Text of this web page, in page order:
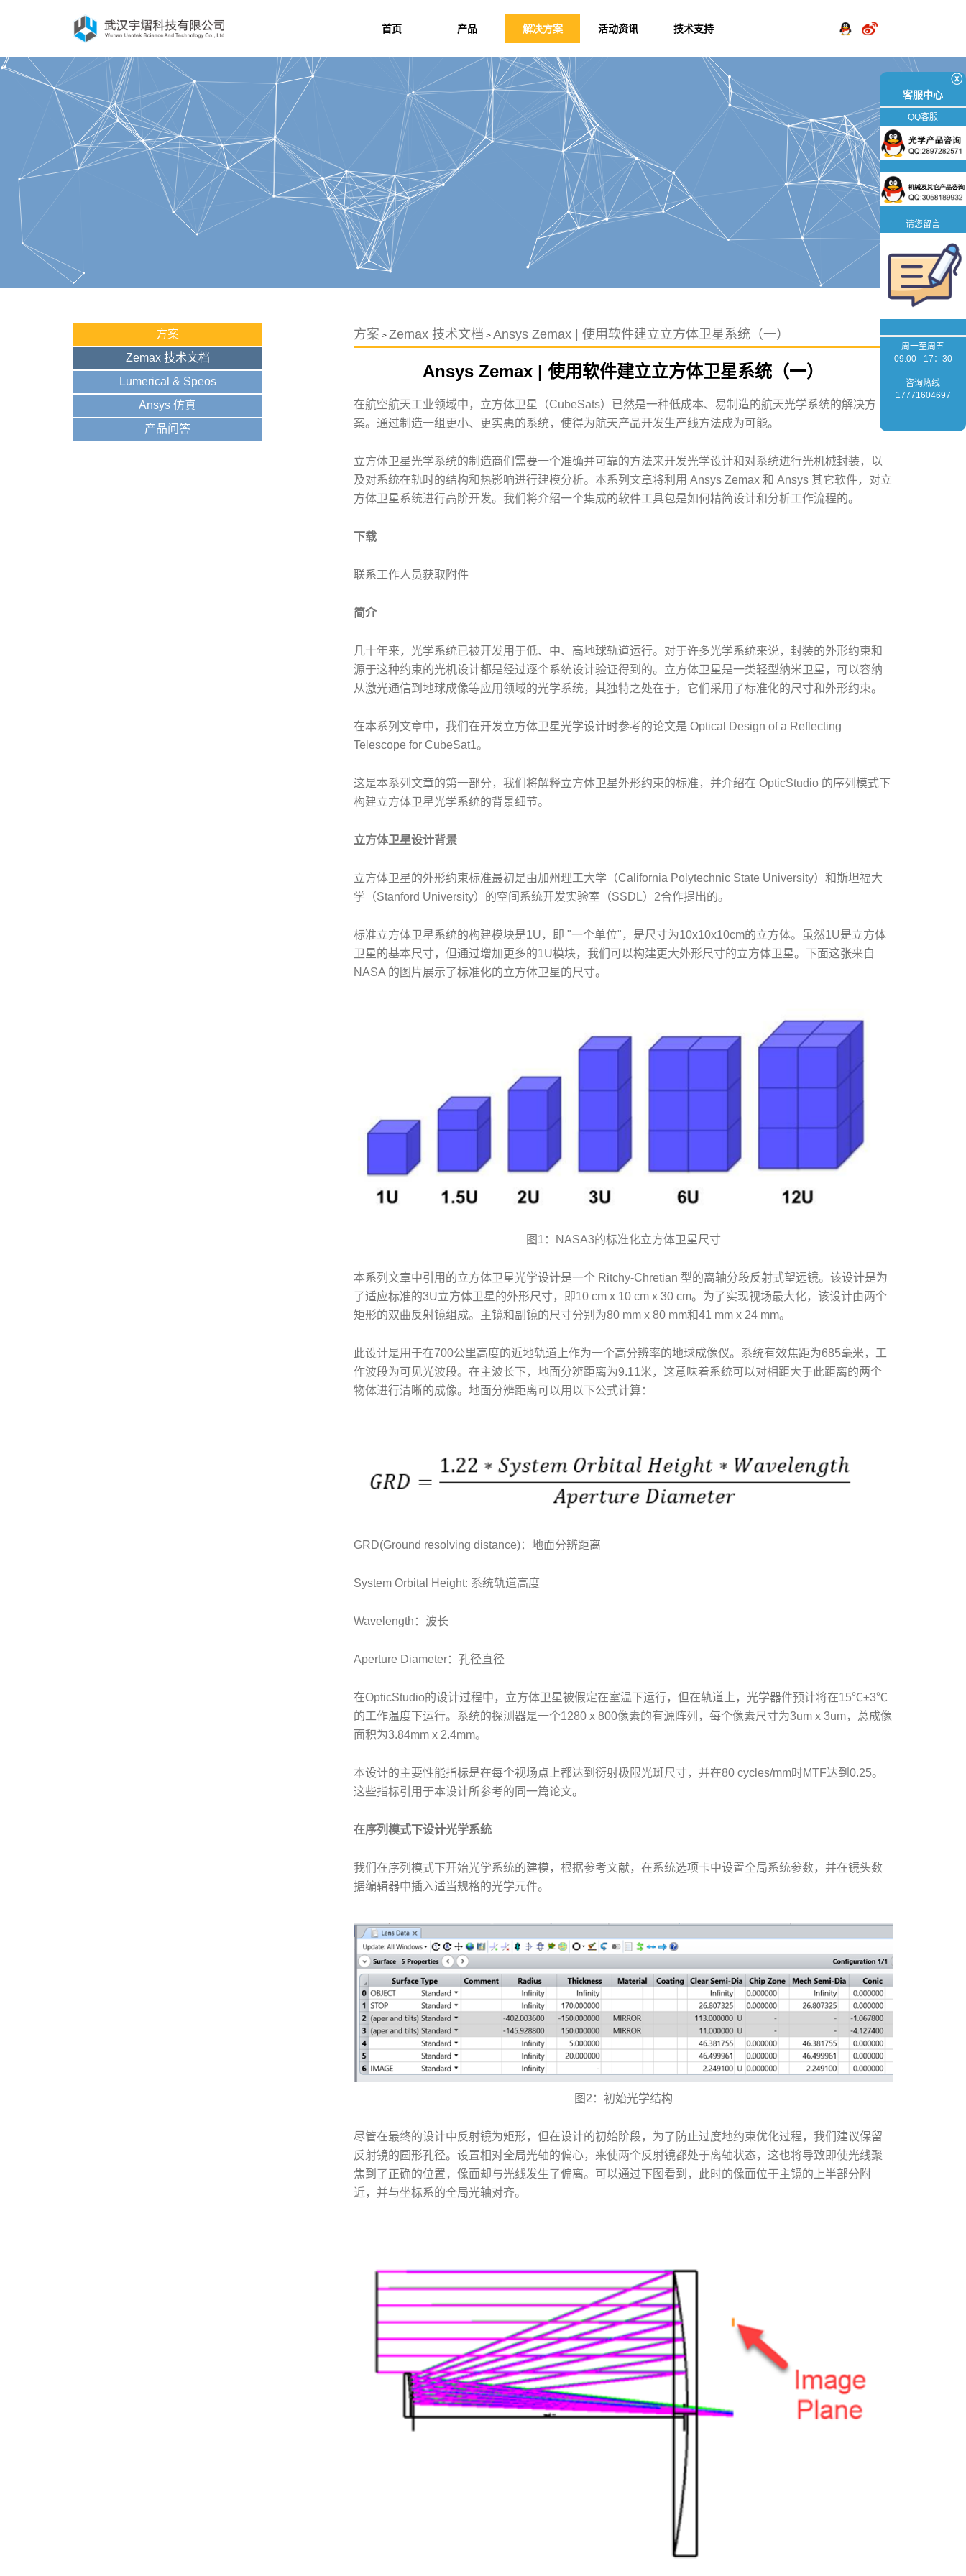
首页 产品 解决方案 活动资讯 技术支持
方案
Zemax 技术文档
Lumerical & Speos
Ansys 仿真
产品问答
方案 > Zemax 技术文档 > Ansys Zemax | 使用软件建立立方体卫星系统（一）
Ansys Zemax | 使用软件建立立方体卫星系统（一）
在航空航天工业领域中，立方体卫星（CubeSats）已然是一种低成本、易制造的航天光学系统的解决方
案。通过制造一组更小、更实惠的系统，使得为航天产品开发生产线方法成为可能。
立方体卫星光学系统的制造商们需要一个准确并可靠的方法来开发光学设计和对系统进行光机械封装，以
及对系统在轨时的结构和热影响进行建模分析。本系列文章将利用 Ansys Zemax 和 Ansys 其它软件，对立
方体卫星系统进行高阶开发。我们将介绍一个集成的软件工具包是如何精简设计和分析工作流程的。
下载
联系工作人员获取附件
简介
几十年来，光学系统已被开发用于低、中、高地球轨道运行。对于许多光学系统来说，封装的外形约束和
源于这种约束的光机设计都是经过逐个系统设计验证得到的。立方体卫星是一类轻型纳米卫星，可以容纳
从激光通信到地球成像等应用领域的光学系统，其独特之处在于，它们采用了标准化的尺寸和外形约束。
在本系列文章中，我们在开发立方体卫星光学设计时参考的论文是 Optical Design of a Reflecting
Telescope for CubeSat1。
这是本系列文章的第一部分，我们将解释立方体卫星外形约束的标准，并介绍在 OpticStudio 的序列模式下
构建立方体卫星光学系统的背景细节。
立方体卫星设计背景
立方体卫星的外形约束标准最初是由加州理工大学（California Polytechnic State University）和斯坦福大
学（Stanford University）的空间系统开发实验室（SSDL）2合作提出的。
标准立方体卫星系统的构建模块是1U，即 "一个单位"，是尺寸为10x10x10cm的立方体。虽然1U是立方体
卫星的基本尺寸，但通过增加更多的1U模块，我们可以构建更大外形尺寸的立方体卫星。下面这张来自
NASA 的图片展示了标准化的立方体卫星的尺寸。
图1：NASA3的标准化立方体卫星尺寸
本系列文章中引用的立方体卫星光学设计是一个 Ritchy-Chretian 型的离轴分段反射式望远镜。该设计是为
了适应标准的3U立方体卫星的外形尺寸，即10 cm x 10 cm x 30 cm。为了实现视场最大化，该设计由两个
矩形的双曲反射镜组成。主镜和副镜的尺寸分别为80 mm x 80 mm和41 mm x 24 mm。
此设计是用于在700公里高度的近地轨道上作为一个高分辨率的地球成像仪。系统有效焦距为685毫米，工
作波段为可见光波段。在主波长下，地面分辨距离为9.11米，这意味着系统可以对相距大于此距离的两个
物体进行清晰的成像。地面分辨距离可以用以下公式计算：
GRD(Ground resolving distance)：地面分辨距离
System Orbital Height: 系统轨道高度
Wavelength：波长
Aperture Diameter：孔径直径
在OpticStudio的设计过程中，立方体卫星被假定在室温下运行，但在轨道上，光学器件预计将在15℃±3℃
的工作温度下运行。系统的探测器是一个1280 x 800像素的有源阵列，每个像素尺寸为3um x 3um，总成像
面积为3.84mm x 2.4mm。
本设计的主要性能指标是在每个视场点上都达到衍射极限光斑尺寸，并在80 cycles/mm时MTF达到0.25。
这些指标引用于本设计所参考的同一篇论文。
在序列模式下设计光学系统
我们在序列模式下开始光学系统的建模，根据参考文献，在系统选项卡中设置全局系统参数，并在镜头数
据编辑器中插入适当规格的光学元件。
图2：初始光学结构
尽管在最终的设计中反射镜为矩形，但在设计的初始阶段，为了防止过度地约束优化过程，我们建议保留
反射镜的圆形孔径。设置相对全局光轴的偏心，来使两个反射镜都处于离轴状态，这也将导致即使光线聚
焦到了正确的位置，像面却与光线发生了偏离。可以通过下图看到，此时的像面位于主镜的上半部分附
近，并与坐标系的全局光轴对齐。
ⓧ
客服中心
QQ客服
请您留言
周一至周五
09:00 - 17：30
咨询热线
17771604697